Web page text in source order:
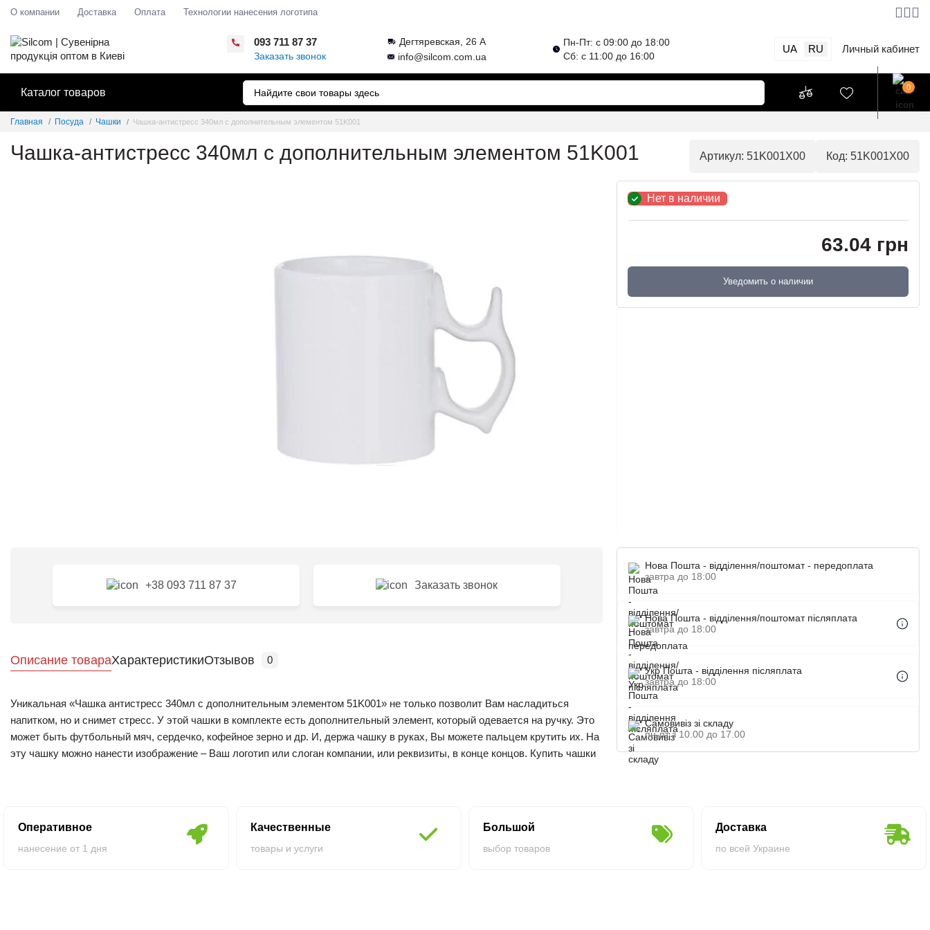
О компании Доставка Оплата Технологии нанесения логотипа
093 711 87 37
Заказать звонок
Дегтяревская, 26 А
info@silcom.com.ua
Пн-Пт: с 09:00 до 18:00
Сб: с 11:00 до 16:00
UA RU Личный кабинет
Каталог товаров 0
Главная Посуда Чашки Чашка-антистресс 340мл с дополнительным элементом 51K001
Чашка-антистресс 340мл с дополнительным элементом 51K001 Артикул: 51K001X00 Код: 51K001X00
Нет в наличии
63.04 грн
Уведомить о наличии
+38 093 711 87 37 Заказать звонок
Описание товараХарактеристикиОтзывов 0
Уникальная «Чашка антистресс 340мл с дополнительным элементом 51K001» не только позволит Вам насладиться
напитком, но и снимет стресс. У этой чашки в комплекте есть дополнительный элемент, который одевается на ручку. Это
может быть футбольный мяч, сердечко, кофейное зерно и др. И, держа чашку в руках, Вы можете пальцем крутить их. На
эту чашку можно нанести изображение – Ваш логотип или слоган компании, или реквизиты, в конце концов. Купить чашки
Нова Пошта - відділення/поштомат - передоплата
завтра до 18:00
Нова Пошта - відділення/поштомат післяплата
завтра до 18:00
Укр Пошта - відділення післяплата
завтра до 18:00
Самовивіз зі складу
пн-пт з 10.00 до 17.00
Оперативное
нанесение от 1 дня
Качественные
товары и услуги
Большой
выбор товаров
Доставка
по всей Украине